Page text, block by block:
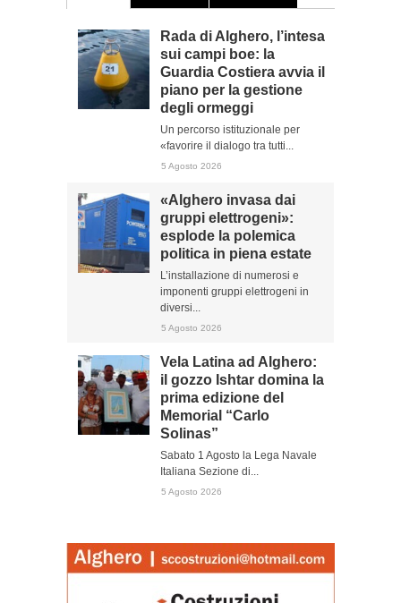
Rada di Alghero, l’intesa
sui campi boe: la
Guardia Costiera avvia il
piano per la gestione
degli ormeggi
Un percorso istituzionale per
«favorire il dialogo tra tutti...
5 Agosto 2026
«Alghero invasa dai
gruppi elettrogeni»:
esplode la polemica
politica in piena estate
L’installazione di numerosi e
imponenti gruppi elettrogeni in
diversi...
5 Agosto 2026
Vela Latina ad Alghero:
il gozzo Ishtar domina la
prima edizione del
Memorial “Carlo
Solinas”
Sabato 1 Agosto la Lega Navale
Italiana Sezione di...
5 Agosto 2026